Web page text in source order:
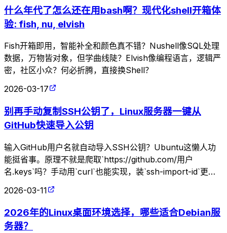
什么年代了怎么还在用bash啊？现代化shell开箱体
验: fish, nu, elvish
Fish开箱即用，智能补全和颜色真不错？Nushell像SQL处理
数据，万物皆对象，但学曲线陡？Elvish像编程语言，逻辑严
密，社区小众？何必折腾，直接换Shell？
2026-03-17
别再手动复制SSH公钥了，Linux服务器一键从
GitHub快速导入公钥
输入GitHub用户名就自动导入SSH公钥？Ubuntu这懒人功
能挺省事。原理不就是爬取`https://github.com/用户
名.keys`吗？手动用`curl`也能实现，装`ssh-import-id`更高
2026-03-11
2026年的Linux桌面环境选择，哪些适合Debian服
务器？